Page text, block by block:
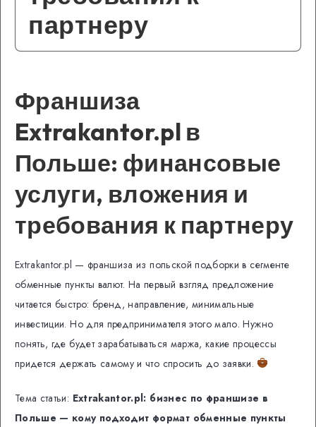
партнеру
Франшиза
Extrakantor.pl в
Польше: финансовые
услуги, вложения и
требования к партнеру
Extrakantor.pl — франшиза из польской подборки в сегменте
обменные пункты валют. На первый взгляд предложение
читается быстро: бренд, направление, минимальные
инвестиции. Но для предпринимателя этого мало. Нужно
понять, где будет зарабатываться маржа, какие процессы
придется держать самому и что спросить до заявки.
Тема статьи: Extrakantor.pl: бизнес по франшизе в
Польше — кому подходит формат обменные пункты